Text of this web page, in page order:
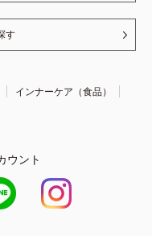
す
インナーケア（食品）
ウント